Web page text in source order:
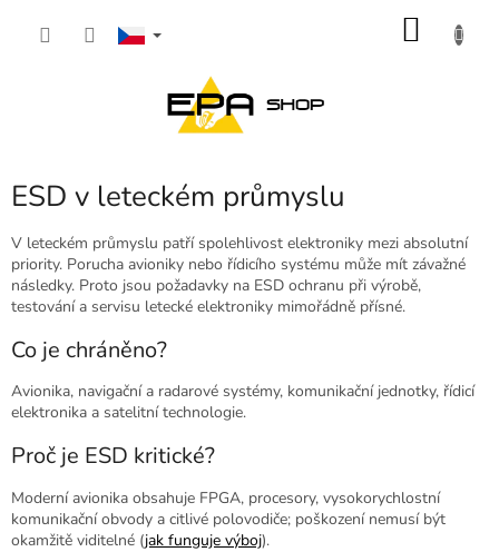
ESD v leteckém průmyslu
V leteckém průmyslu patří spolehlivost elektroniky mezi absolutní
priority. Porucha avioniky nebo řídicího systému může mít závažné
následky. Proto jsou požadavky na ESD ochranu při výrobě,
testování a servisu letecké elektroniky mimořádně přísné.
Co je chráněno?
Avionika, navigační a radarové systémy, komunikační jednotky, řídicí
elektronika a satelitní technologie.
Proč je ESD kritické?
Moderní avionika obsahuje FPGA, procesory, vysokorychlostní
komunikační obvody a citlivé polovodiče; poškození nemusí být
okamžitě viditelné (jak funguje výboj).